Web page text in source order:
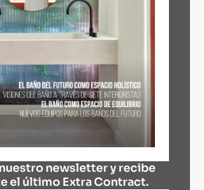
newsletter y recibe
el último Extra Contract.